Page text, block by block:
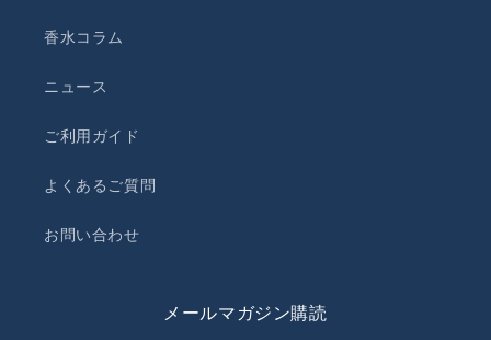
香水コラム
ニュース
ご利用ガイド
よくあるご質問
お問い合わせ
メールマガジン購読